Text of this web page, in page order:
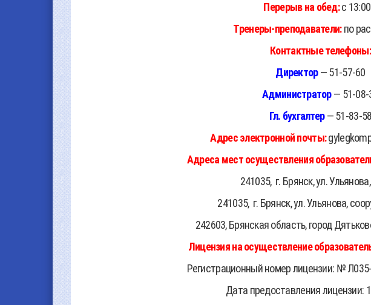
Перерыв на обед:с
Тренеры-преподаватели:по
Контактные телефоны:
Директор— 51-57-60
Администратор— 51-08-
Гл. бухгалтер— 51-83-58
Адрес электронной почты:
Адреса мест осуществления
241035, г. Брянск, ул.
241035, г. Брянск, ул. Ульянова,
242603, Брянская область, город
Лицензия на осуществление
Регистрационный номер лицензии: №
Дата предоставления лицензии: